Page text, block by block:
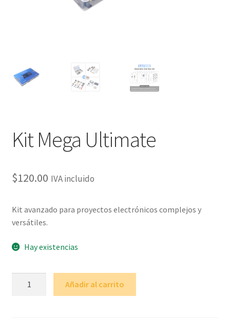
Kit Mega Ultimate
$120.00 IVA incluido
Kit avanzado para proyectos electrónicos complejos y
versátiles.
Hay existencias
Añadir al carrito